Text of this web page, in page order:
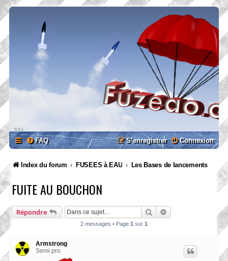
FAQ Connexion
S’enregistrer
Index du forum FUSEES à EAU Les Bases de lancements
FUITE AU BOUCHON
Répondre RechercherRecherche avancée
2 messages • Page 1 sur 1
Armstrong
Semi pro